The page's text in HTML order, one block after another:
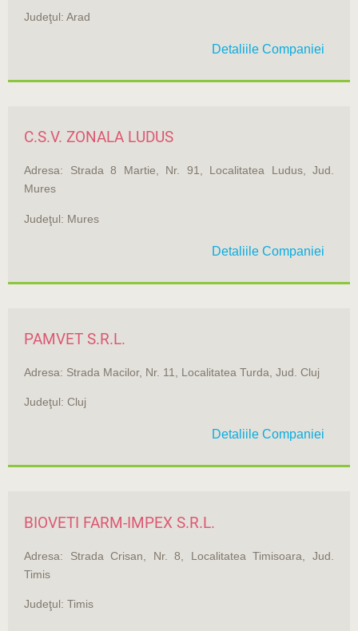
Judeţul: Arad
Detaliile Companiei
C.S.V. ZONALA LUDUS
Adresa: Strada 8 Martie, Nr. 91, Localitatea Ludus, Jud.
Mures
Judeţul: Mures
Detaliile Companiei
PAMVET S.R.L.
Adresa: Strada Macilor, Nr. 11, Localitatea Turda, Jud. Cluj
Judeţul: Cluj
Detaliile Companiei
BIOVETI FARM-IMPEX S.R.L.
Adresa: Strada Crisan, Nr. 8, Localitatea Timisoara, Jud.
Timis
Judeţul: Timis